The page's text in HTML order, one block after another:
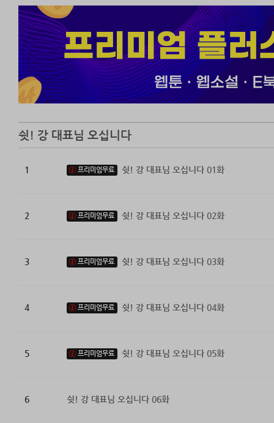
쉿! 강 대표님 오십니다
1 프리미엄무료 쉿! 강 대표님 오십니다 01화
2 프리미엄무료 쉿! 강 대표님 오십니다 02화
3 프리미엄무료 쉿! 강 대표님 오십니다 03화
4 프리미엄무료 쉿! 강 대표님 오십니다 04화
5 프리미엄무료 쉿! 강 대표님 오십니다 05화
6 쉿! 강 대표님 오십니다 06화